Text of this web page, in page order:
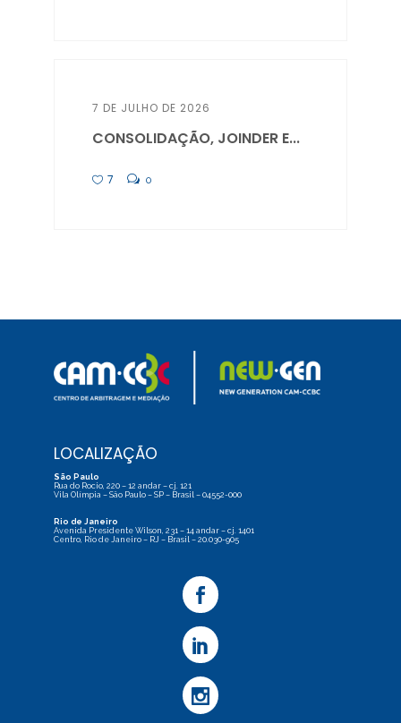
7 DE JULHO DE 2026
CONSOLIDAÇÃO, JOINDER E...
7 0
LOCALIZAÇÃO
São Paulo
Rua do Rocio, 220 – 12 andar – cj. 121
Vila Olímpia – São Paulo – SP – Brasil – 04552-000
Rio de Janeiro
Avenida Presidente Wilson, 231 – 14 andar – cj. 1401
Centro, Rio de Janeiro – RJ – Brasil – 20.030-905